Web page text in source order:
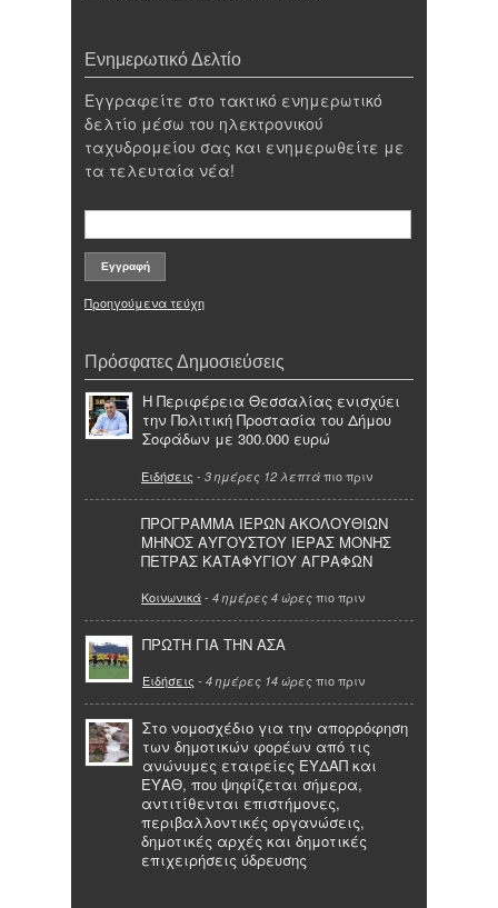
Ενημερωτικό Δελτίο
Εγγραφείτε στο τακτικό ενημερωτικό
δελτίο μέσω του ηλεκτρονικού
ταχυδρομείου σας και ενημερωθείτε με
τα τελευταία νέα!
Προηγούμενα τεύχη
Πρόσφατες Δημοσιεύσεις
Η Περιφέρεια Θεσσαλίας ενισχύει
την Πολιτική Προστασία του Δήμου
Σοφάδων με 300.000 ευρώ
Ειδήσεις - 3 ημέρες 12 λεπτά πιο πριν
ΠΡΟΓΡΑΜΜΑ ΙΕΡΩΝ ΑΚΟΛΟΥΘΙΩΝ
ΜΗΝΟΣ ΑΥΓΟΥΣΤΟΥ ΙΕΡΑΣ ΜΟΝΗΣ
ΠΕΤΡΑΣ ΚΑΤΑΦΥΓΙΟΥ ΑΓΡΑΦΩΝ
Κοινωνικά- 4 ημέρες 4 ώρες πιο πριν
ΠΡΩΤΗ ΓΙΑ ΤΗΝ ΑΣΑ
Ειδήσεις - 4 ημέρες 14 ώρες πιο πριν
Στο νομοσχέδιο για την απορρόφηση
των δημοτικών φορέων από τις
ανώνυμες εταιρείες ΕΥΔΑΠ και
ΕΥΑΘ, που ψηφίζεται σήμερα,
αντιτίθενται επιστήμονες,
περιβαλλοντικές οργανώσεις,
δημοτικές αρχές και δημοτικές
επιχειρήσεις ύδρευσης